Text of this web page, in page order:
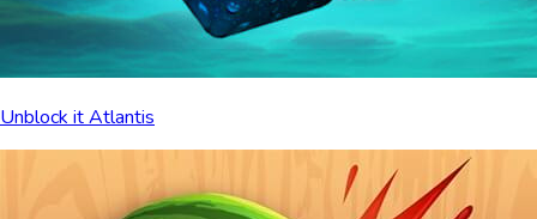
Unblock it Atlantis